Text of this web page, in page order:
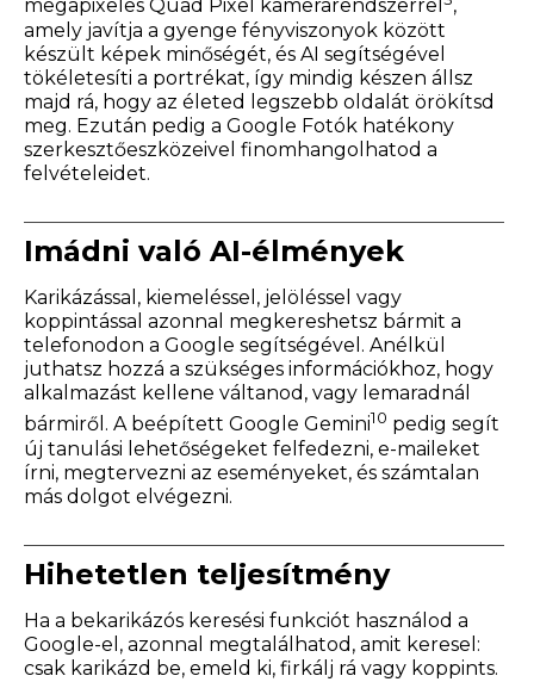
megapixeles Quad Pixel kamerarendszerrel ,
amely javítja a gyenge fényviszonyok között
készült képek minőségét, és AI segítségével
tökéletesíti a portrékat, így mindig készen állsz
majd rá, hogy az életed legszebb oldalát örökítsd
meg. Ezután pedig a Google Fotók hatékony
szerkesztőeszközeivel finomhangolhatod a
felvételeidet.
Imádni való AI-élmények
Karikázással, kiemeléssel, jelöléssel vagy
koppintással azonnal megkereshetsz bármit a
telefonodon a Google segítségével. Anélkül
juthatsz hozzá a szükséges információkhoz, hogy
alkalmazást kellene váltanod, vagy lemaradnál
bármiről. A beépített Google Gemini10 pedig segít
új tanulási lehetőségeket felfedezni, e-maileket
írni, megtervezni az eseményeket, és számtalan
más dolgot elvégezni.
Hihetetlen teljesítmény
Ha a bekarikázós keresési funkciót használod a
Google-el, azonnal megtalálhatod, amit keresel:
csak karikázd be, emeld ki, firkálj rá vagy koppints.